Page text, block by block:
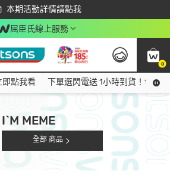
本期活動詳情請點我
下載app最高回饋$350
屈臣氏線上服務
0
我看
即點我看 下單選閃電送 1小時到貨！領神
I`M MEME
全部 商品